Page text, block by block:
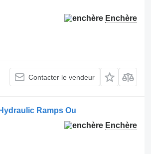
Enchère
Contacter le vendeur
Ramps Ou
Enchère